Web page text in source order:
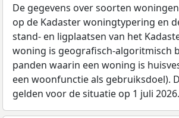
De gegevens over soorten
op de Kadaster woningtypering en
stand- en ligplaatsen van het
woning is geografisch-algoritmisch
panden waarin een woning is
een woonfunctie als gebruiksdoel).
gelden voor de situatie op 1 juli 2026.